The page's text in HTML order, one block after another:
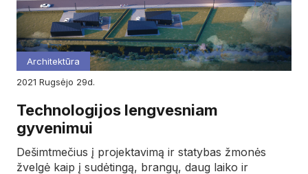
Architektūra
2021
rugsėjo 29d.
Technologijos lengvesniam
gyvenimui
Dešimtmečius į projektavimą ir statybas žmonės
žvelgė kaip į sudėtingą, brangų, daug laiko ir